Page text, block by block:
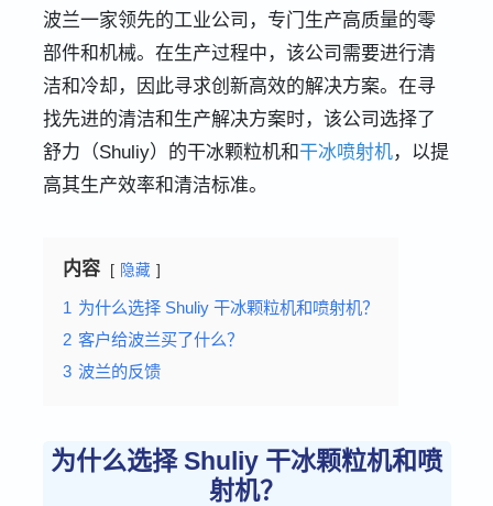
波兰一家领先的工业公司，专门生产高质量的零
部件和机械。在生产过程中，该公司需要进行清
洁和冷却，因此寻求创新高效的解决方案。在寻
找先进的清洁和生产解决方案时，该公司选择了
舒力（Shuliy）的干冰颗粒机和 干冰喷射机，以提
高其生产效率和清洁标准。
内容 隐藏
1 为什么选择 Shuliy 干冰颗粒机和喷射机？
2 客户给波兰买了什么？
3 波兰的反馈
为什么选择 Shuliy 干冰颗粒机和喷
射机？